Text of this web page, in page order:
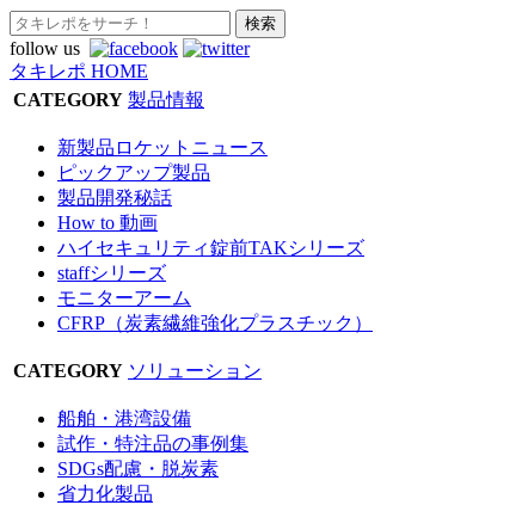
follow us
タキレポ HOME
CATEGORY 製品情報
新製品ロケットニュース
ピックアップ製品
製品開発秘話
How to 動画
ハイセキュリティ錠前TAKシリーズ
staffシリーズ
モニターアーム
CFRP（炭素繊維強化プラスチック）
CATEGORY ソリューション
船舶・港湾設備
試作・特注品の事例集
SDGs配慮・脱炭素
省力化製品